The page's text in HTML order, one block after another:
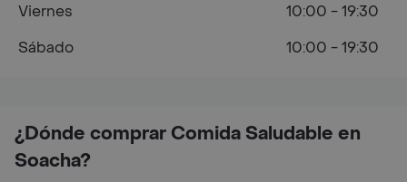
¿Dónde comprar Comida Saludable en
Soacha?
Viernes
10:00 - 19:30
Sábado
10:00 - 19:30